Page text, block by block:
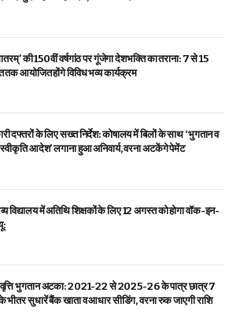
की 150वीं वर्षगांठ पर गूंजेगा देशभक्ति का तराना: 7 से 15
तक आयोजित होंगे विविध भव्य कार्यक्रम
दफ्तरों के लिए सख्त निर्देश: कोषालय में बिलों के साथ ‘भुगतान व
आदेश’ लगाना हुआ अनिवार्य, वरना अटकेंगे पेमेंट
विद्यालय में अतिथि शिक्षकों के लिए 12 अगस्त को होगा वॉक-इन-
भुगतान अटका: 2021-22 से 2025-26 के पात्र छात्र 7
भीतर सुधारें बैंक खाता व आधार सीडिंग, वरना रुक जाएगी राशि